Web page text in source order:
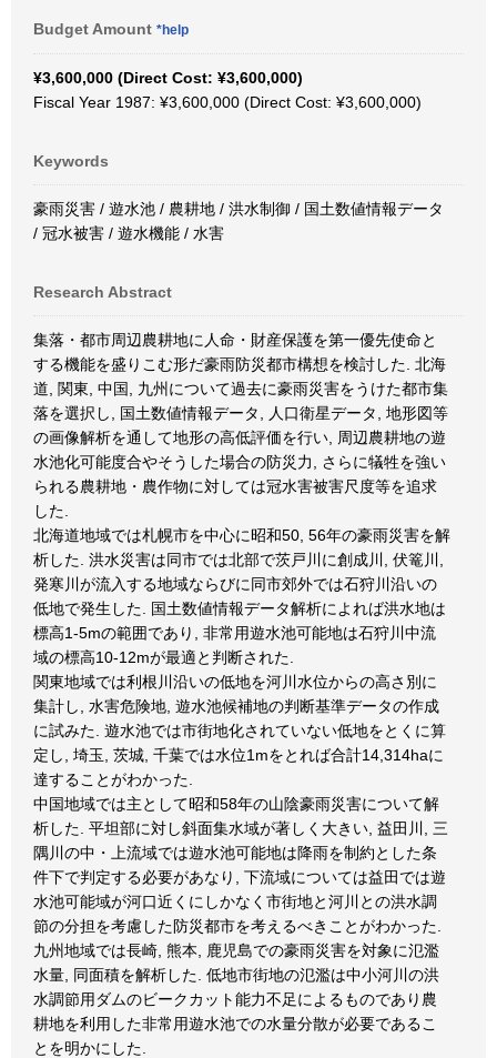
Budget Amount *help
¥3,600,000 (Direct Cost: ¥3,600,000)
Fiscal Year 1987: ¥3,600,000 (Direct Cost: ¥3,600,000)
Keywords
豪雨災害 / 遊水池 / 農耕地 / 洪水制御 / 国土数値情報データ
/ 冠水被害 / 遊水機能 / 水害
Research Abstract
集落・都市周辺農耕地に人命・財産保護を第一優先使命と
する機能を盛りこむ形だ豪雨防災都市構想を検討した. 北海
道, 関東, 中国, 九州について過去に豪雨災害をうけた都市集
落を選択し, 国土数値情報データ, 人口衛星データ, 地形図等
の画像解析を通して地形の高低評価を行い, 周辺農耕地の遊
水池化可能度合やそうした場合の防災力, さらに犠牲を強い
られる農耕地・農作物に対しては冠水害被害尺度等を追求
した.
北海道地域では札幌市を中心に昭和50, 56年の豪雨災害を解
析した. 洪水災害は同市では北部で茨戸川に創成川, 伏篭川,
発寒川が流入する地域ならびに同市郊外では石狩川沿いの
低地で発生した. 国土数値情報データ解析によれば洪水地は
標高1-5mの範囲であり, 非常用遊水池可能地は石狩川中流
域の標高10-12mが最適と判断された.
関東地域では利根川沿いの低地を河川水位からの高さ別に
集計し, 水害危険地, 遊水池候補地の判断基準データの作成
に試みた. 遊水池では市街地化されていない低地をとくに算
定し, 埼玉, 茨城, 千葉では水位1mをとれば合計14,314haに
達することがわかった.
中国地域では主として昭和58年の山陰豪雨災害について解
析した. 平坦部に対し斜面集水域が著しく大きい, 益田川, 三
隅川の中・上流域では遊水池可能地は降雨を制約とした条
件下で判定する必要があなり, 下流域については益田では遊
水池可能域が河口近くにしかなく市街地と河川との洪水調
節の分担を考慮した防災都市を考えるべきことがわかった.
九州地域では長崎, 熊本, 鹿児島での豪雨災害を対象に氾濫
水量, 同面積を解析した. 低地市街地の氾濫は中小河川の洪
水調節用ダムのビークカット能力不足によるものであり農
耕地を利用した非常用遊水池での水量分散が必要であるこ
とを明かにした.